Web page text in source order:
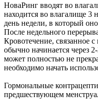
НоваРинг вводят во
находится во влагалище 3
день недели, в который
После недельного
Кровотечение, связанное
обычно начинается через
может полностью не
необходимо начать
Гормональные
предшествующем